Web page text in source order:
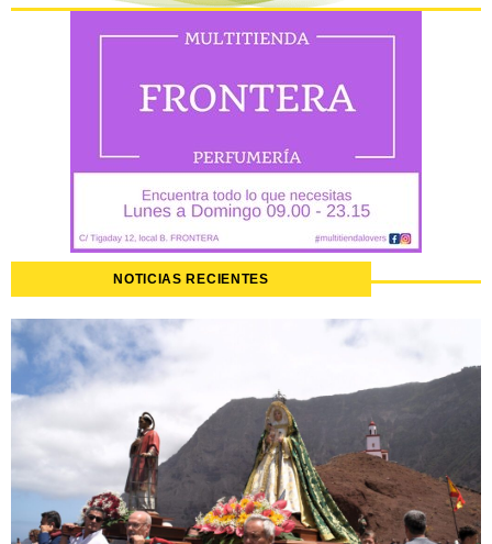
NOTICIAS RECIENTES